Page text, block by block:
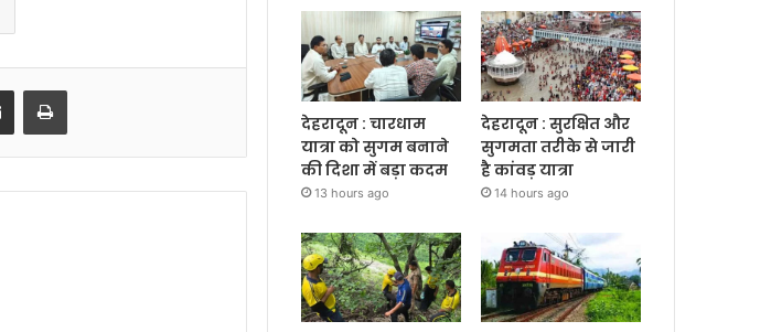
देहरादून : चारधाम
यात्रा को सुगम बनाने
की दिशा में बड़ा कदम
13 hours ago
देहरादून : सुरक्षित और
सुगमता तरीके से जारी
है कांवड़ यात्रा
14 hours ago